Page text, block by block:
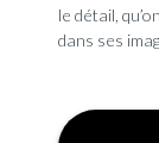
le détail,
dans ses